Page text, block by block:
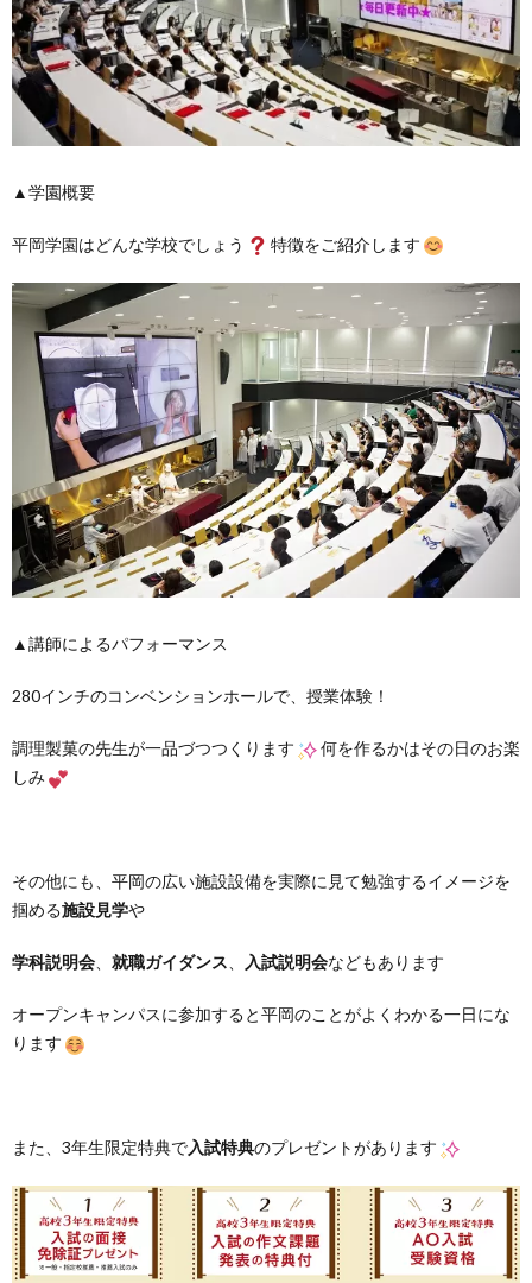
▲学園概要
平岡学園はどんな学校でしょう 特徴をご紹介します
▲講師によるパフォーマンス
280インチのコンベンションホールで、授業体験！
調理製菓の先生が一品づつつくります
何を作るかはその日のお楽
しみ
その他にも、平岡の広い施設設備を実際に見て勉強するイメージを
掴める施設見学や
学科説明会 就職ガイダンス 入試説明会などもあります
オープンキャンパスに参加すると平岡のことがよくわかる一日にな
ります
また、3年生限定特典で入試特典のプレゼントがあります